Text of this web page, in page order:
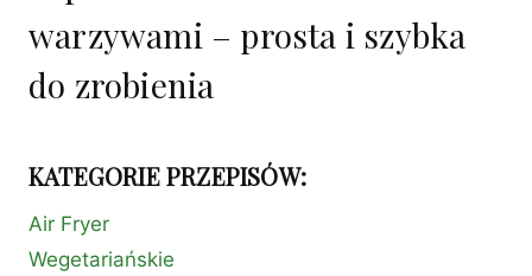
warzywami – prosta i szybka
do zrobienia
KATEGORIE PRZEPISÓW:
Air Fryer
Wegetariańskie